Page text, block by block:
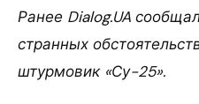
Ранее Dialog.UA
странных
штурмовик «Су-25».